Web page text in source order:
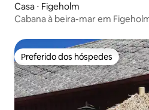
Casa ⋅ Figeholm
Cabana à beira-mar em
Preferido dos hóspedes
Preferido dos hóspedes